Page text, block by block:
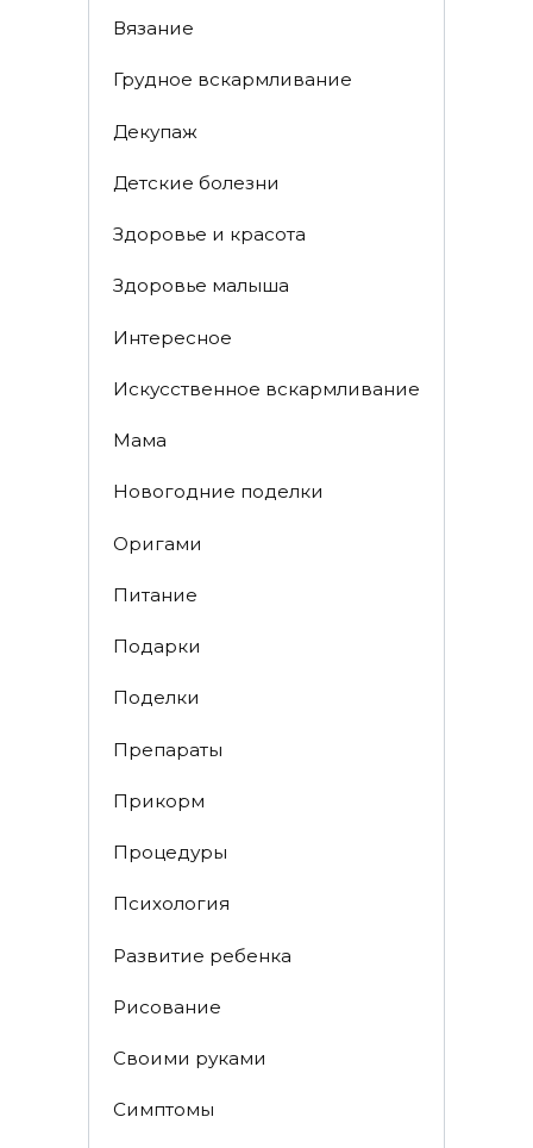
Вязание
Грудное вскармливание
Декупаж
Детские болезни
Здоровье и красота
Здоровье малыша
Интересное
Искусственное вскармливание
Мама
Новогодние поделки
Оригами
Питание
Подарки
Поделки
Препараты
Прикорм
Процедуры
Психология
Развитие ребенка
Рисование
Своими руками
Симптомы